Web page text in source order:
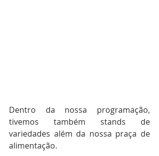
Dentro da nossa programação,
tivemos também stands de
variedades além da nossa praça de
alimentação.